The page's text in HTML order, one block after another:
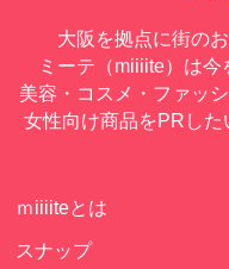
大阪を拠点に街の
ミーテ（miiiite）は
美容・コスメ・ファッ
女性向け商品をPRし
ｍiiiiteとは
スナップ